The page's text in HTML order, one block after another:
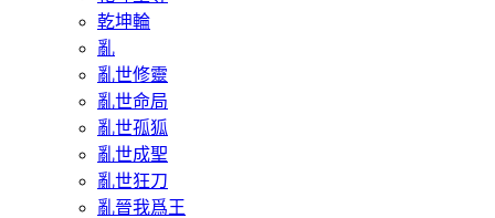
乾坤輪
亂
亂世修靈
亂世命局
亂世孤狐
亂世成聖
亂世狂刀
亂晉我爲王